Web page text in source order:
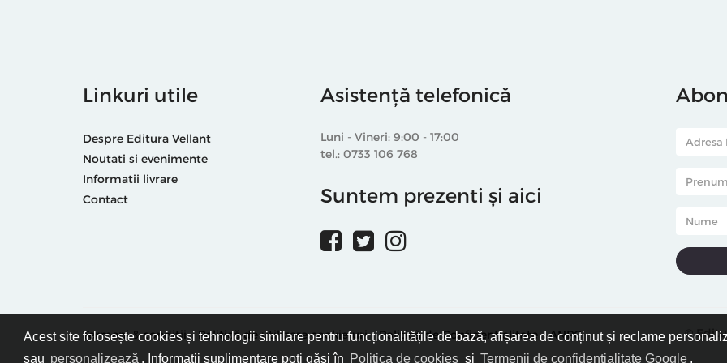
Acest site folosește cookies și tehnologii similare pentru funcționalitățile de bază, afișarea de conținut și reclame
sau personalizează . Informații suplimentare poți găsi în Politica de cookies și Termenii de confidențialitate Google .
Linkuri utile
Despre Editura Vellant
Noutati si evenimente
Informatii livrare
Contact
Asistență telefonică
Luni - Vineri: 9:00 - 17:00
tel.: 0733 106 768
Suntem prezenti și aici
Termeni & condiții Politică de utilizare cookie-uri Politică de Confidențialitate ANPC ©